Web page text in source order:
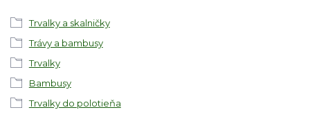
Trvalky a skalničky
Trávy a bambusy
Trvalky
Bambusy
Trvalky do polotieňa